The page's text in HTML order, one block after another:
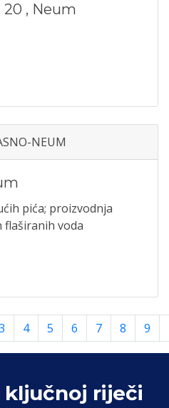
20 , Neum
NEUM
pića; proizvodnja
flaširanih voda
4 5 6 7 8 9
ključnoj riječi